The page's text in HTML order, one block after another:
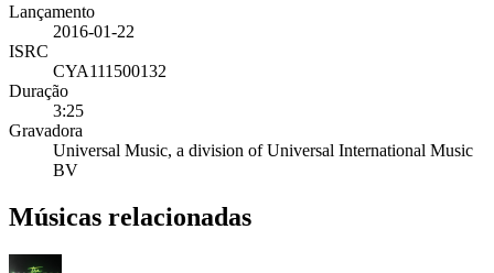
Lançamento
2016-01-22
ISRC
CYA111500132
Duração
3:25
Gravadora
Universal Music, a division of Universal International Music
BV
Músicas relacionadas